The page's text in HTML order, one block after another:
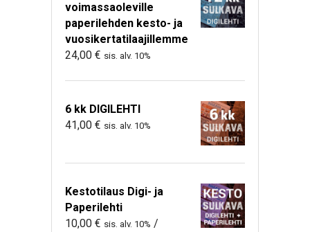
voimassaoleville
paperilehden kesto- ja
vuosikertatilaajillemme
24,00 € sis. alv. 10%
6 kk DIGILEHTI
41,00 € sis. alv. 10%
Kestotilaus Digi- ja
Paperilehti
10,00 € sis. alv. 10% /